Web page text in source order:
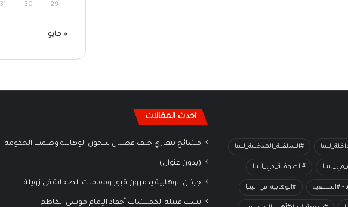
29
30
31
« مايو
#السلفية_المدخلية_ليبيا
#الصوفية_في_ليبيا
- #السلفية #الوهابية_في_ليبيا
احدث المقالات
مشائخ بنغازي خلف قضبان سجون الوهابية وصمت الحكومة
(بدون عنوان)
جرذان الوهابية يدمرون قبور ومقامات الصحابة في زويلة
نسب قبيلة الكميشات أحفاد الإمام موسى الكاظم